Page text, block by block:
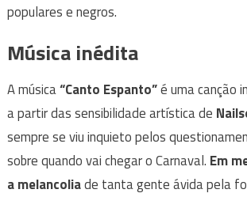
populares e negros.
Música inédita
A música“Canto Espanto”é uma canção
a partir das sensibilidade artística de
sempre se viu inquieto pelos
sobre quando vai chegar o Carnaval. Em
a melancoliade tanta gente ávida pela